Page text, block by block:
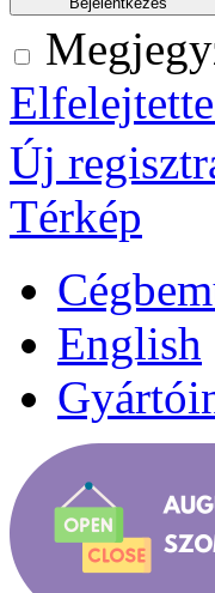
Új
Térkép
English